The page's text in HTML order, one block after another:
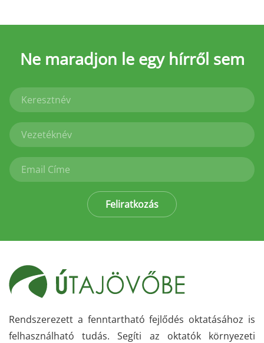
Ne maradjon le egy hírről sem
Feliratkozás
Rendszerezett a fenntartható fejlődés oktatásához is
felhasználható tudás. Segíti az oktatók környezeti